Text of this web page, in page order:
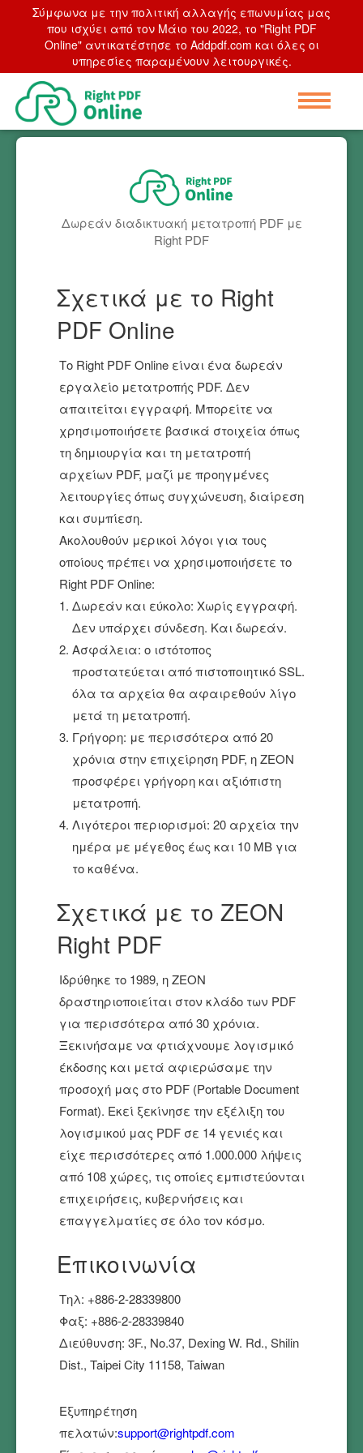
Σύμφωνα με την πολιτική αλλαγής επωνυμίας μας
που ισχύει από τον Μάιο του 2022, το "Right PDF
Online" αντικατέστησε το Addpdf.com και όλες οι
υπηρεσίες παραμένουν λειτουργικές.
Δωρεάν διαδικτυακή μετατροπή PDF με
Right PDF
Σχετικά με το Right
PDF Online
Το Right PDF Online είναι ένα δωρεάν
εργαλείο μετατροπής PDF. Δεν
απαιτείται εγγραφή. Μπορείτε να
χρησιμοποιήσετε βασικά στοιχεία όπως
τη δημιουργία και τη μετατροπή
αρχείων PDF, μαζί με προηγμένες
λειτουργίες όπως συγχώνευση, διαίρεση
και συμπίεση.
Ακολουθούν μερικοί λόγοι για τους
οποίους πρέπει να χρησιμοποιήσετε το
Right PDF Online:
Δωρεάν και εύκολο: Χωρίς εγγραφή.
Δεν υπάρχει σύνδεση. Και δωρεάν.
Ασφάλεια: ο ιστότοπος
προστατεύεται από πιστοποιητικό SSL.
όλα τα αρχεία θα αφαιρεθούν λίγο
μετά τη μετατροπή.
Γρήγορη: με περισσότερα από 20
χρόνια στην επιχείρηση PDF, η ZEON
προσφέρει γρήγορη και αξιόπιστη
μετατροπή.
Λιγότεροι περιορισμοί: 20 αρχεία την
ημέρα με μέγεθος έως και 10 MB για
το καθένα.
Σχετικά με το ZEON
Right PDF
Ιδρύθηκε το 1989, η ZEON
δραστηριοποιείται στον κλάδο των PDF
για περισσότερα από 30 χρόνια.
Ξεκινήσαμε να φτιάχνουμε λογισμικό
έκδοσης και μετά αφιερώσαμε την
προσοχή μας στο PDF (Portable Document
Format). Εκεί ξεκίνησε την εξέλιξη του
λογισμικού μας PDF σε 14 γενιές και
είχε περισσότερες από 1.000.000 λήψεις
από 108 χώρες, τις οποίες εμπιστεύονται
επιχειρήσεις, κυβερνήσεις και
επαγγελματίες σε όλο τον κόσμο.
Επικοινωνία
Τηλ: +886-2-28339800
Φαξ: +886-2-28339840
Διεύθυνση: 3F., No.37, Dexing W. Rd., Shilin
Dist., Taipei City 11158, Taiwan
Εξυπηρέτηση
πελατών:support@rightpdf.com